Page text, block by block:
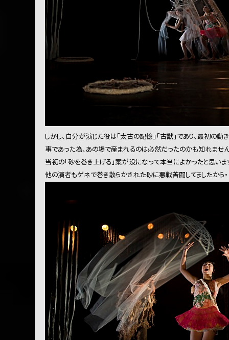
しかし、自分が演じた役は「太古の記憶」「古獣」であり、最初の
事であった為、あの場で産まれるのは必然だったのかも知れません
当初の「砂を巻き上げる」案が没になって本当によかったと思います
他の演者もゲネで巻き散らかされた砂に悪戦苦闘してましたから